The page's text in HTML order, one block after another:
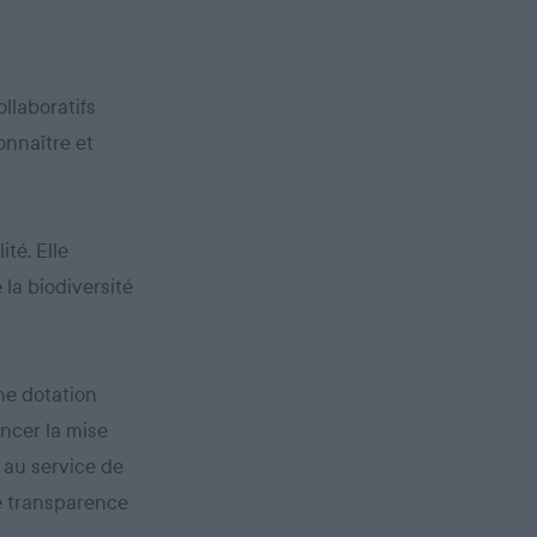
et
Elle
la biodiversité
dotation
la mise
service de
transparence